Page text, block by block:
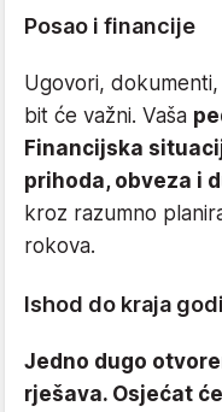
Posao i financije
Ugovori,
bit će važni. Vaša
Financijska
prihoda, obveza i
kroz razumno
rokova.
Ishod do kraja
Jedno dugo
rješava. Osjećat